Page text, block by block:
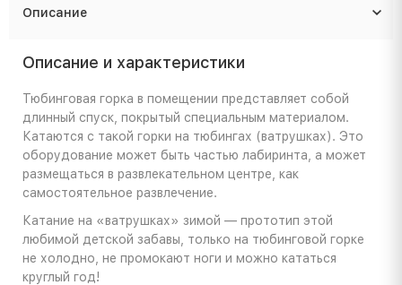
Описание
Описание и характеристики
Тюбинговая горка в помещении представляет собой
длинный спуск, покрытый специальным материалом.
Катаются с такой горки на тюбингах (ватрушках). Это
оборудование может быть частью лабиринта, а может
размещаться в развлекательном центре, как
самостоятельное развлечение.
Катание на «ватрушках» зимой — прототип этой
любимой детской забавы, только на тюбинговой горке
не холодно, не промокают ноги и можно кататься
круглый год!